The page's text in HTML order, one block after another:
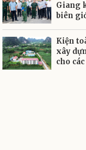
Giang
biên
Kiện
xây
cho
Gửi